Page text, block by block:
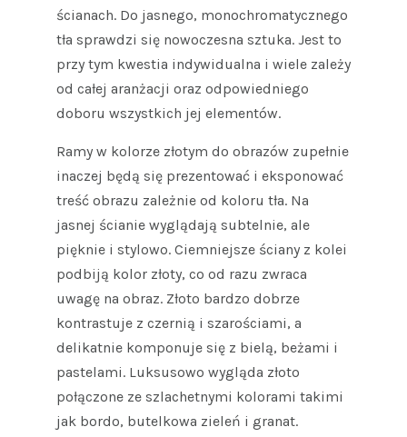
ścianach. Do jasnego, monochromatycznego
tła sprawdzi się nowoczesna sztuka. Jest to
przy tym kwestia indywidualna i wiele zależy
od całej aranżacji oraz odpowiedniego
doboru wszystkich jej elementów.
Ramy w kolorze złotym do obrazów zupełnie
inaczej będą się prezentować i eksponować
treść obrazu zależnie od koloru tła. Na
jasnej ścianie wyglądają subtelnie, ale
pięknie i stylowo. Ciemniejsze ściany z kolei
podbiją kolor złoty, co od razu zwraca
uwagę na obraz. Złoto bardzo dobrze
kontrastuje z czernią i szarościami, a
delikatnie komponuje się z bielą, beżami i
pastelami. Luksusowo wygląda złoto
połączone ze szlachetnymi kolorami takimi
jak bordo, butelkowa zieleń i granat.